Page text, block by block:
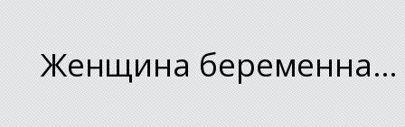
Женщина беременна…